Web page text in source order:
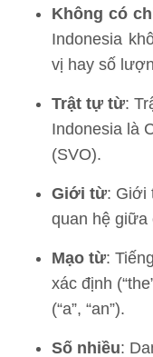
Không có
Indonesia
vị hay số
Trật tự từ:
Indonesia là
(SVO).
Giới từ: Giới
quan hệ giữa
Mạo từ:
xác định
(“a”, “an”).
Số nhiều: